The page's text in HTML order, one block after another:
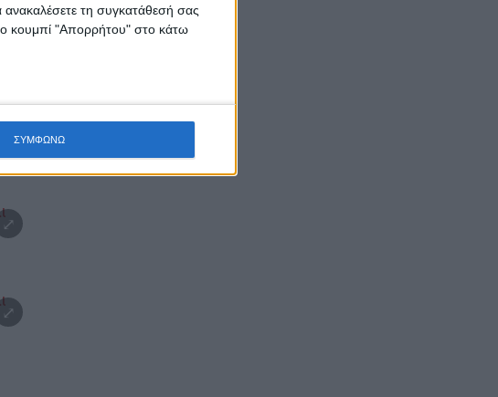
ανακαλέσετε τη συγκατάθεσή σας
κουμπί "Απορρήτου" στο κάτω
ΣΥΜΦΩΝΩ